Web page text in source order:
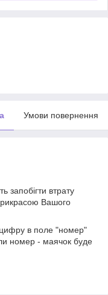
Умови повернення
запобігти втрату
Вашого
цифру в поле "номер"
номер - маячок буде